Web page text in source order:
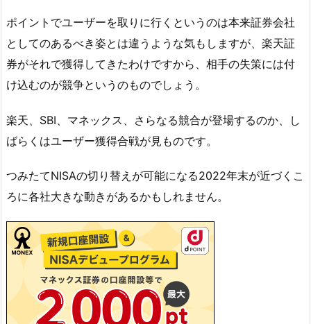
ポイントでユーザーを取りに行くというのは本来証券会社
としてのあるべき姿とは違うような気もしますが、楽天証
券がそれで獲得してきたわけですから、相手の失策には付
け込むのが競争というのものでしょう。
楽天、SBI、マネックス、さらなる競合が登場するのか、し
ばらくはユーザー獲得合戦が見ものです。
つみたてNISAの切り替えが可能になる2022年末が近づくこ
ろに各社大きな動きがあるかもしれません。